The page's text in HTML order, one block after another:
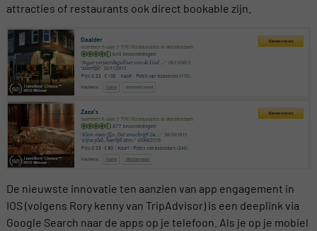
attracties of restaurants ook direct bookable zijn.
De nieuwste innovatie ten aanzien van app engagement in
IOS (volgens Rory kenny van TripAdvisor) is een deeplink via
Google Search naar de apps op je telefoon. Als je op je mobiel